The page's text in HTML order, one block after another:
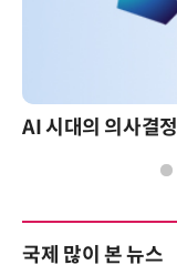
AI 핀옵스 실전 세
국제 많이 본 뉴스